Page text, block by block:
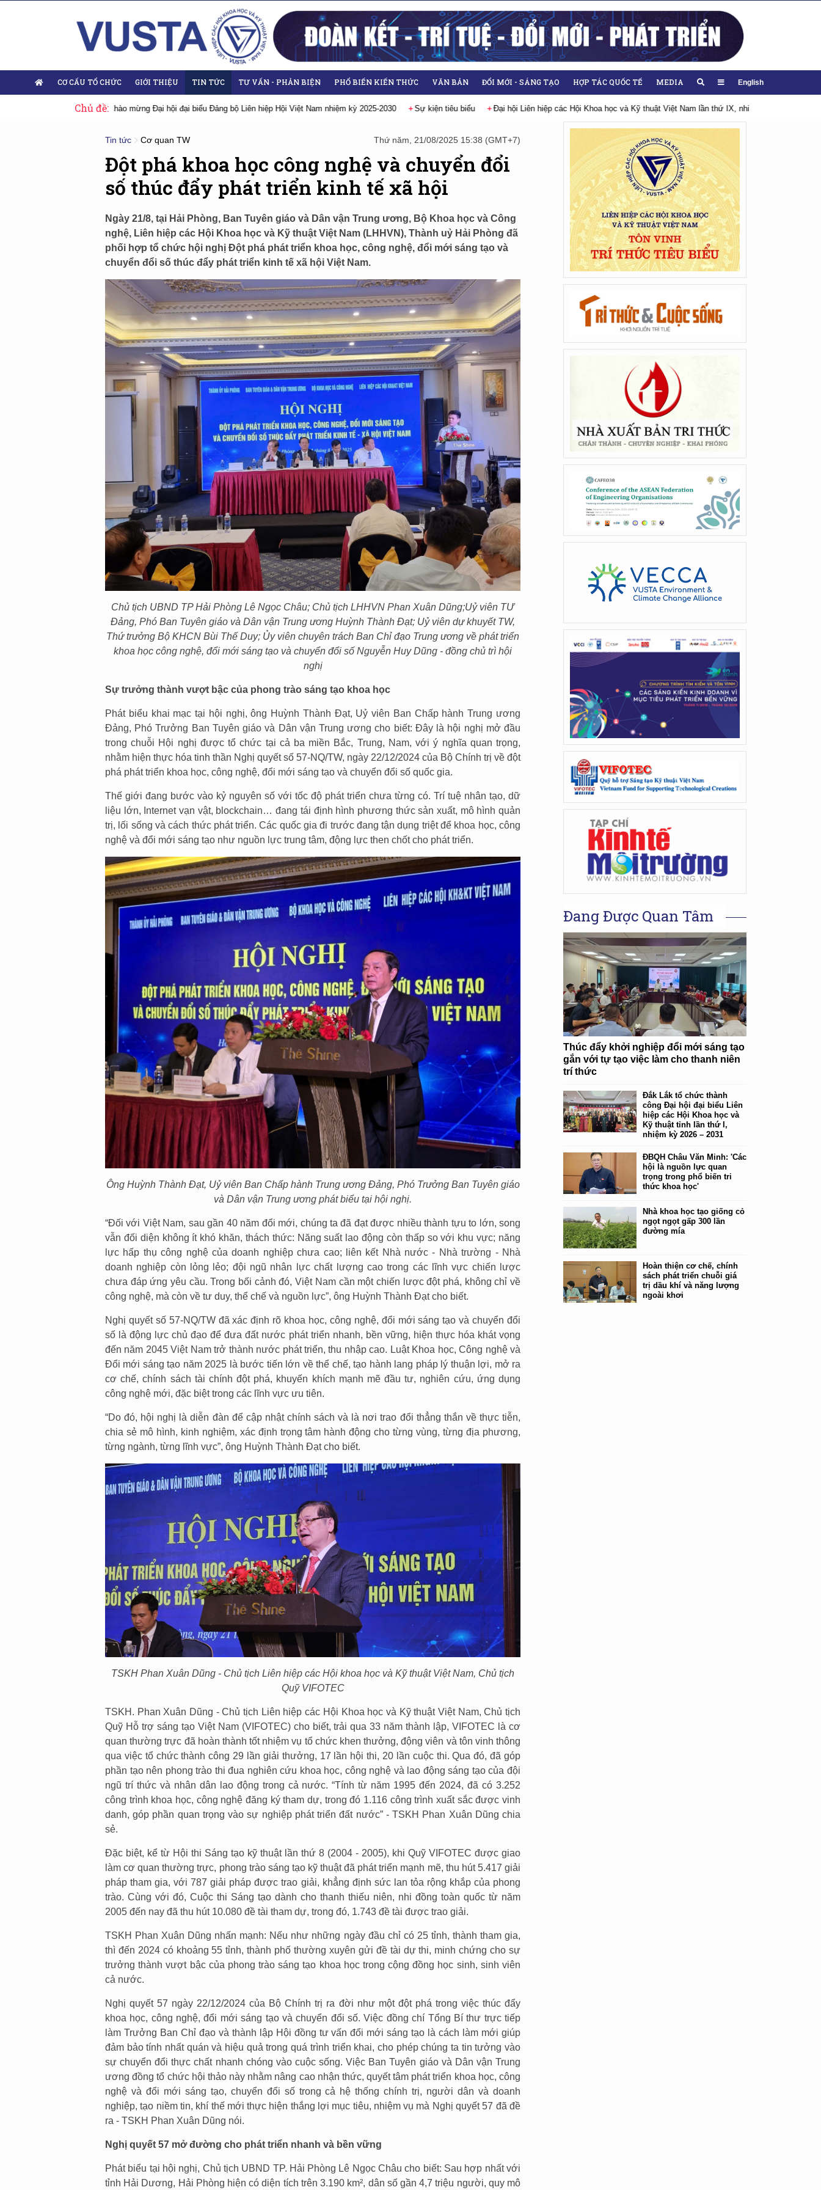
CƠ CẤU TỔ CHỨC GIỚI THIỆU TIN TỨC TƯ VẤN - PHẢN BIỆN PHỔ BIẾN KIẾN THỨC VĂN BẢN ĐỔI MỚI - SÁNG TẠO HỢP TÁC QUỐC TẾ MEDIA English
Chủ đề:
Hội Việt Nam nhiệm kỳ 2025-2030 Sự kiện tiêu biểu Đại hội Liên hiệp các Hội Khoa học và Kỹ thuật Việt Nam lần thứ IX, nhiệm kỳ 2026-2031 Hướng tới Đại hội lần thứ XIV của Đảng Chào mừng Đại hội đại
Tin tức Cơ quan TW Thứ năm, 21/08/2025 15:38 (GMT+7)
Đột phá khoa học công nghệ và chuyển đổi
số thúc đẩy phát triển kinh tế xã hội
Ngày 21/8, tại Hải Phòng, Ban Tuyên giáo và Dân vận Trung ương, Bộ Khoa học và Công
nghệ, Liên hiệp các Hội Khoa học và Kỹ thuật Việt Nam (LHHVN), Thành uỷ Hải Phòng đã
phối hợp tổ chức hội nghị Đột phá phát triển khoa học, công nghệ, đổi mới sáng tạo và
chuyển đổi số thúc đẩy phát triển kinh tế xã hội Việt Nam.
Chủ tịch UBND TP Hải Phòng Lê Ngọc Châu; Chủ tịch LHHVN Phan Xuân Dũng;Uỷ viên TƯ
Đảng, Phó Ban Tuyên giáo và Dân vận Trung ương Huỳnh Thành Đạt; Uỷ viên dự khuyết TW,
Thứ trưởng Bộ KHCN Bùi Thế Duy; Ủy viên chuyên trách Ban Chỉ đạo Trung ương về phát triển
khoa học công nghệ, đổi mới sáng tạo và chuyển đổi số Nguyễn Huy Dũng - đồng chủ trì hội
nghị
Sự trưởng thành vượt bậc của phong trào sáng tạo khoa học
Phát biểu khai mạc tại hội nghị, ông Huỳnh Thành Đạt, Uỷ viên Ban Chấp hành Trung ương
Đảng, Phó Trưởng Ban Tuyên giáo và Dân vận Trung ương cho biết: Đây là hội nghị mở đầu
trong chuỗi Hội nghị được tổ chức tại cả ba miền Bắc, Trung, Nam, với ý nghĩa quan trọng,
nhằm hiện thực hóa tinh thần Nghị quyết số 57-NQ/TW, ngày 22/12/2024 của Bộ Chính trị về đột
phá phát triển khoa học, công nghệ, đổi mới sáng tạo và chuyển đổi số quốc gia.
Thế giới đang bước vào kỷ nguyên số với tốc độ phát triển chưa từng có. Trí tuệ nhân tạo, dữ
liệu lớn, Internet vạn vật, blockchain… đang tái định hình phương thức sản xuất, mô hình quản
trị, lối sống và cách thức phát triển. Các quốc gia đi trước đang tận dụng triệt để khoa học, công
nghệ và đổi mới sáng tạo như nguồn lực trung tâm, động lực then chốt cho phát triển.
Ông Huỳnh Thành Đạt, Uỷ viên Ban Chấp hành Trung ương Đảng, Phó Trưởng Ban Tuyên giáo
và Dân vận Trung ương phát biểu tại hội nghị.
“Đối với Việt Nam, sau gần 40 năm đổi mới, chúng ta đã đạt được nhiều thành tựu to lớn, song
vẫn đối diện không ít khó khăn, thách thức: Năng suất lao động còn thấp so với khu vực; năng
lực hấp thụ công nghệ của doanh nghiệp chưa cao; liên kết Nhà nước - Nhà trường - Nhà
doanh nghiệp còn lỏng lẻo; đội ngũ nhân lực chất lượng cao trong các lĩnh vực chiến lược
chưa đáp ứng yêu cầu. Trong bối cảnh đó, Việt Nam cần một chiến lược đột phá, không chỉ về
công nghệ, mà còn về tư duy, thể chế và nguồn lực”, ông Huỳnh Thành Đạt cho biết.
Nghị quyết số 57-NQ/TW đã xác định rõ khoa học, công nghệ, đổi mới sáng tạo và chuyển đổi
số là động lực chủ đạo để đưa đất nước phát triển nhanh, bền vững, hiện thực hóa khát vọng
đến năm 2045 Việt Nam trở thành nước phát triển, thu nhập cao. Luật Khoa học, Công nghệ và
Đổi mới sáng tạo năm 2025 là bước tiến lớn về thể chế, tạo hành lang pháp lý thuận lợi, mở ra
cơ chế, chính sách tài chính đột phá, khuyến khích mạnh mẽ đầu tư, nghiên cứu, ứng dụng
công nghệ mới, đặc biệt trong các lĩnh vực ưu tiên.
“Do đó, hội nghị là diễn đàn để cập nhật chính sách và là nơi trao đổi thẳng thắn về thực tiễn,
chia sẻ mô hình, kinh nghiệm, xác định trọng tâm hành động cho từng vùng, từng địa phương,
từng ngành, từng lĩnh vực”, ông Huỳnh Thành Đạt cho biết.
TSKH Phan Xuân Dũng - Chủ tịch Liên hiệp các Hội khoa học và Kỹ thuật Việt Nam, Chủ tịch
Quỹ VIFOTEC
TSKH. Phan Xuân Dũng - Chủ tịch Liên hiệp các Hội Khoa học và Kỹ thuật Việt Nam, Chủ tịch
Quỹ Hỗ trợ sáng tạo Việt Nam (VIFOTEC) cho biết, trải qua 33 năm thành lập, VIFOTEC là cơ
quan thường trực đã hoàn thành tốt nhiệm vụ tổ chức khen thưởng, động viên và tôn vinh thông
qua việc tổ chức thành công 29 lần giải thưởng, 17 lần hội thi, 20 lần cuộc thi. Qua đó, đã góp
phần tạo nên phong trào thi đua nghiên cứu khoa học, công nghệ và lao động sáng tạo của đội
ngũ trí thức và nhân dân lao động trong cả nước. “Tính từ năm 1995 đến 2024, đã có 3.252
công trình khoa học, công nghệ đăng ký tham dự, trong đó 1.116 công trình xuất sắc được vinh
danh, góp phần quan trọng vào sự nghiệp phát triển đất nước” - TSKH Phan Xuân Dũng chia
sẻ.
Đặc biệt, kể từ Hội thi Sáng tạo kỹ thuật lần thứ 8 (2004 - 2005), khi Quỹ VIFOTEC được giao
làm cơ quan thường trực, phong trào sáng tạo kỹ thuật đã phát triển mạnh mẽ, thu hút 5.417 giải
pháp tham gia, với 787 giải pháp được trao giải, khẳng định sức lan tỏa rộng khắp của phong
trào. Cùng với đó, Cuộc thi Sáng tạo dành cho thanh thiếu niên, nhi đồng toàn quốc từ năm
2005 đến nay đã thu hút 10.080 đề tài tham dự, trong đó, 1.743 đề tài được trao giải.
TSKH Phan Xuân Dũng nhấn mạnh: Nếu như những ngày đầu chỉ có 25 tỉnh, thành tham gia,
thì đến 2024 có khoảng 55 tỉnh, thành phố thường xuyên gửi đề tài dự thi, minh chứng cho sự
trưởng thành vượt bậc của phong trào sáng tạo khoa học trong cộng đồng học sinh, sinh viên
cả nước.
Nghị quyết 57 ngày 22/12/2024 của Bộ Chính trị ra đời như một đột phá trong việc thúc đẩy
khoa học, công nghệ, đổi mới sáng tạo và chuyển đổi số. Việc đồng chí Tổng Bí thư trực tiếp
làm Trưởng Ban Chỉ đạo và thành lập Hội đồng tư vấn đổi mới sáng tạo là cách làm mới giúp
đảm bảo tính nhất quán và hiệu quả trong quá trình triển khai, cho phép chúng ta tin tưởng vào
sự chuyển đổi thực chất nhanh chóng vào cuộc sống. Việc Ban Tuyên giáo và Dân vận Trung
ương đồng tổ chức hội thảo này nhằm nâng cao nhận thức, quyết tâm phát triển khoa học, công
nghệ và đổi mới sáng tạo, chuyển đổi số trong cả hệ thống chính trị, người dân và doanh
nghiệp, tạo niềm tin, khí thế mới thực hiện thắng lợi mục tiêu, nhiệm vụ mà Nghị quyết 57 đã đề
ra - TSKH Phan Xuân Dũng nói.
Nghị quyết 57 mở đường cho phát triển nhanh và bền vững
Phát biểu tại hội nghị, Chủ tịch UBND TP. Hải Phòng Lê Ngọc Châu cho biết: Sau hợp nhất với
tỉnh Hải Dương, Hải Phòng hiện có diện tích trên 3.190 km², dân số gần 4,7 triệu người, quy mô
Đang Được Quan Tâm
Thúc đẩy khởi nghiệp đổi mới sáng tạo
gắn với tự tạo việc làm cho thanh niên
trí thức
Đắk Lắk tổ chức thành
công Đại hội đại biểu Liên
hiệp các Hội Khoa học và
Kỹ thuật tỉnh lần thứ I,
nhiệm kỳ 2026 – 2031
ĐBQH Châu Văn Minh: 'Các
hội là nguồn lực quan
trọng trong phổ biến tri
thức khoa học'
Nhà khoa học tạo giống cỏ
ngọt ngọt gấp 300 lần
đường mía
Hoàn thiện cơ chế, chính
sách phát triển chuỗi giá
trị dầu khí và năng lượng
ngoài khơi